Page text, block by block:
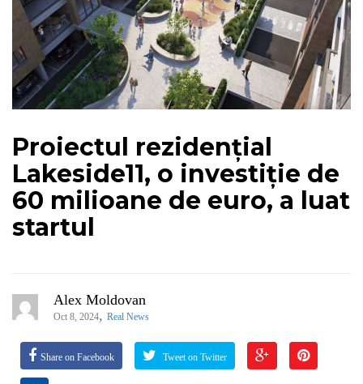
Proiectul rezidențial
Lakeside11, o investiție de
60 milioane de euro, a luat
startul
Alex Moldovan
Oct 8, 2024, Real News
Share on Facebook Tweet on Twitter